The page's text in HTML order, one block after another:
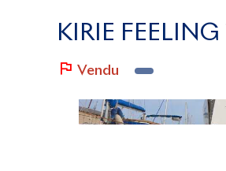
KIRIE
Vendu